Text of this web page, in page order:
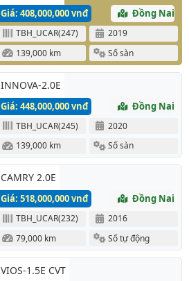
Giá: 408,000,000 vnđ Đồng Nai
TBH_UCAR(247)
2019
139,000 km
Số sàn
INNOVA-2.0E
Giá: 448,000,000 vnđ Đồng Nai
TBH_UCAR(245)
2020
139,000 km
Số sàn
CAMRY 2.0E
Giá: 518,000,000 vnđ Đồng Nai
TBH_UCAR(232)
2016
79,000 km
Số tự động
VIOS-1.5E CVT